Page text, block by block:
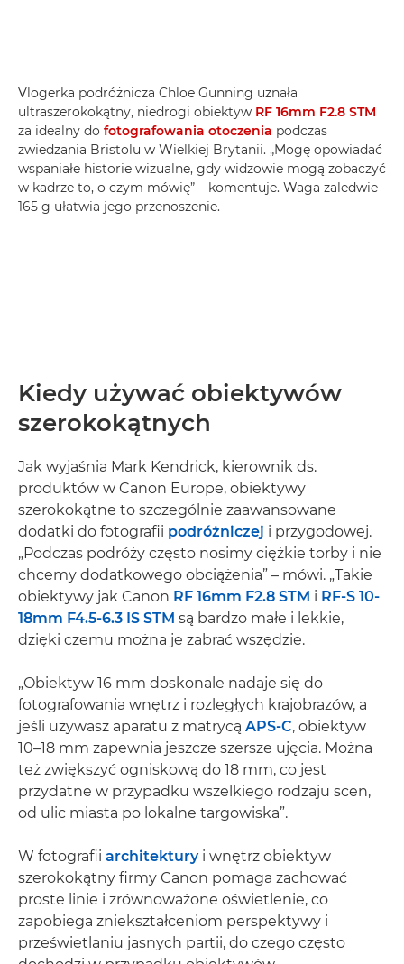
Vlogerka podróżnicza Chloe Gunning uznała
ultraszerokokątny, niedrogi obiektyw RF 16mm F2.8 STM
za idealny do fotografowania otoczenia podczas
zwiedzania Bristolu w Wielkiej Brytanii. „Mogę opowiadać
wspaniałe historie wizualne, gdy widzowie mogą zobaczyć
w kadrze to, o czym mówię” – komentuje. Waga zaledwie
165 g ułatwia jego przenoszenie.
Kiedy używać obiektywów
szerokokątnych
Jak wyjaśnia Mark Kendrick, kierownik ds.
produktów w Canon Europe, obiektywy
szerokokątne to szczególnie zaawansowane
dodatki do fotografii podróżniczej i przygodowej.
„Podczas podróży często nosimy ciężkie torby i nie
chcemy dodatkowego obciążenia” – mówi. „Takie
obiektywy jak Canon RF 16mm F2.8 STM i RF-S 10-
18mm F4.5-6.3 IS STM są bardzo małe i lekkie,
dzięki czemu można je zabrać wszędzie.
„Obiektyw 16 mm doskonale nadaje się do
fotografowania wnętrz i rozległych krajobrazów, a
jeśli używasz aparatu z matrycą APS-C, obiektyw
10–18 mm zapewnia jeszcze szersze ujęcia. Można
też zwiększyć ogniskową do 18 mm, co jest
przydatne w przypadku wszelkiego rodzaju scen,
od ulic miasta po lokalne targowiska”.
W fotografii architekturyi wnętrz obiektyw
szerokokątny firmy Canon pomaga zachować
proste linie i zrównoważone oświetlenie, co
zapobiega zniekształceniom perspektywy i
prześwietlaniu jasnych partii, do czego często